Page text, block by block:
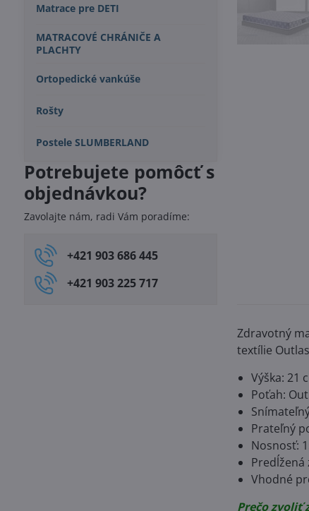
Zdravotný
textílie
Výška: 21
Poťah:
Prateľný
Nosnosť:
Vhodné
Prečo zvoliť
Matrace pre DETI
MATRACOVÉ CHRÁNIČE A
PLACHTY
Ortopedické vankúše
Rošty
Postele SLUMBERLAND
Potrebujete pomôcť s
objednávkou?
Zavolajte nám, radi Vám poradíme:
+421 903 686 445
+421 903 225 717